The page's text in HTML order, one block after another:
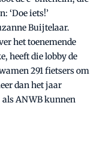
‘Doe iets!’
Buijtelaar.
het toenemende
heeft die lobby de
291 fietsers om
dan het jaar
als ANWB kunnen